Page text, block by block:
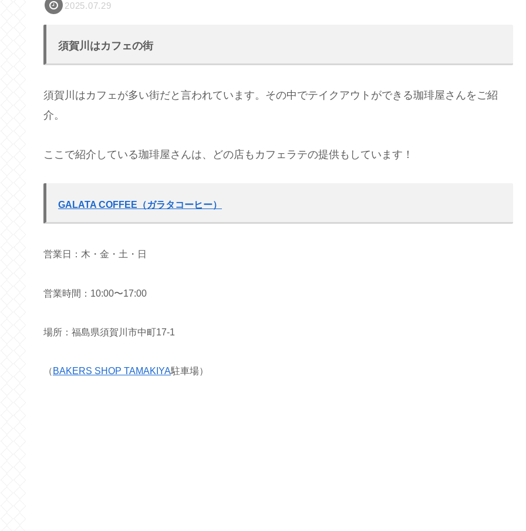
2025.07.29
須賀川はカフェの街
須賀川はカフェが多い街だと言われています。その中でテイクアウトができる珈琲屋さんをご紹
介。
ここで紹介している珈琲屋さんは、どの店もカフェラテの提供もしています！
GALATA COFFEE（ガラタコーヒー）
営業日：木・金・土・日
営業時間：10:00〜17:00
場所：福島県須賀川市中町17-1
（ BAKERS SHOP TAMAKIYA駐車場）